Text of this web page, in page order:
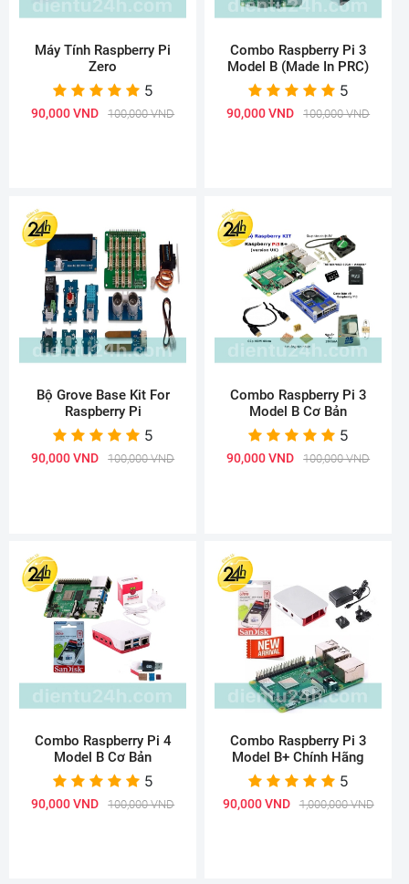
Máy Tính Raspberry Pi
Zero
5
90,000 VND 100,000 VND
Combo Raspberry Pi 3
Model B (Made In PRC)
5
90,000 VND 100,000 VND
Bộ Grove Base Kit For
Raspberry Pi
5
90,000 VND 100,000 VND
Combo Raspberry Pi 3
Model B Cơ Bản
5
90,000 VND 100,000 VND
Combo Raspberry Pi 4
Model B Cơ Bản
5
90,000 VND 100,000 VND
Combo Raspberry Pi 3
Model B+ Chính Hãng
5
90,000 VND 1,000,000 VND